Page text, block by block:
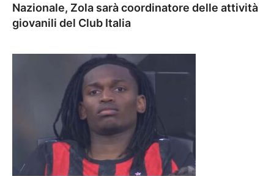
Nazionale, Zola sarà coordinatore delle attività
giovanili del Club Italia